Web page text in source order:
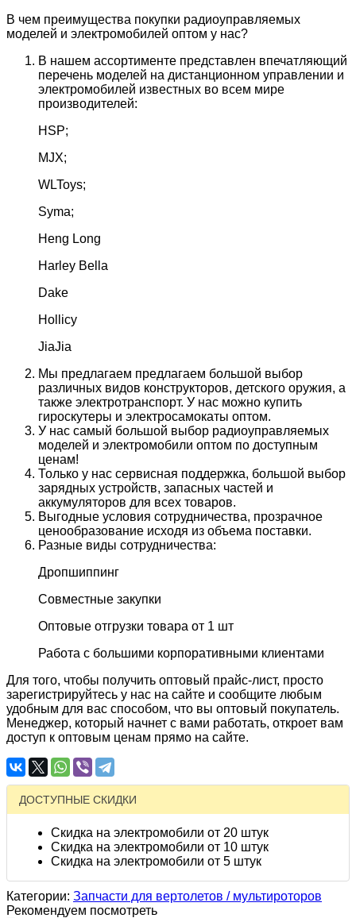
В чем преимущества покупки радиоуправляемых
моделей и электромобилей оптом у нас?
В нашем ассортименте представлен впечатляющий
перечень моделей на дистанционном управлении и
электромобилей известных во всем мире
производителей:
HSP;
MJX;
WLToys;
Syma;
Heng Long
Harley Bella
Dake
Hollicy
JiaJia
Мы предлагаем предлагаем большой выбор
различных видов конструкторов, детского оружия, а
также электротранспорт. У нас можно купить
гироскутеры и электросамокаты оптом.
У нас самый большой выбор радиоуправляемых
моделей и электромобили оптом по доступным
ценам!
Только у нас сервисная поддержка, большой выбор
зарядных устройств, запасных частей и
аккумуляторов для всех товаров.
Выгодные условия сотрудничества, прозрачное
ценообразование исходя из объема поставки.
Разные виды сотрудничества:
Дропшиппинг
Совместные закупки
Оптовые отгрузки товара от 1 шт
Работа с большими корпоративными клиентами
Для того, чтобы получить оптовый прайс-лист, просто
зарегистрируйтесь у нас на сайте и сообщите любым
удобным для вас способом, что вы оптовый покупатель.
Менеджер, который начнет с вами работать, откроет вам
доступ к оптовым ценам прямо на сайте.
ДОСТУПНЫЕ СКИДКИ
Скидка на электромобили от 20 штук
Скидка на электромобили от 10 штук
Скидка на электромобили от 5 штук
Категории: Запчасти для вертолетов / мультироторов
Рекомендуем посмотреть